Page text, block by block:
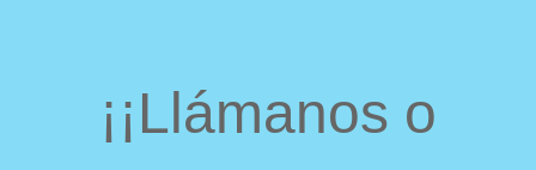
¡¡Llámanos o